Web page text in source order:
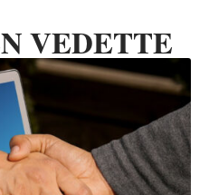
VEDETTE